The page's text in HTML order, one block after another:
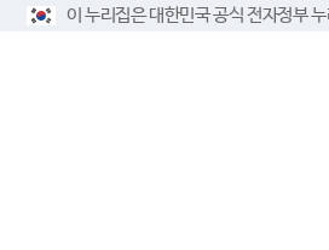
이 누리집은 대한민국 공식 전자정부